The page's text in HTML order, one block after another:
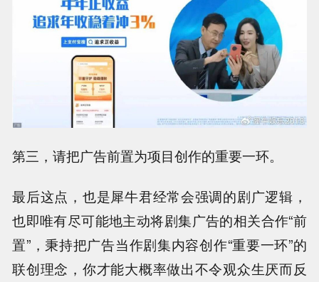
第三，请把广告前置为项目创作的重要一环。
最后这点，也是犀牛君经常会强调的剧广逻辑，
也即唯有尽可能地主动将剧集广告的相关合作“前
置”，秉持把广告当作剧集内容创作“重要一环”的
联创理念，你才能大概率做出不令观众生厌而反